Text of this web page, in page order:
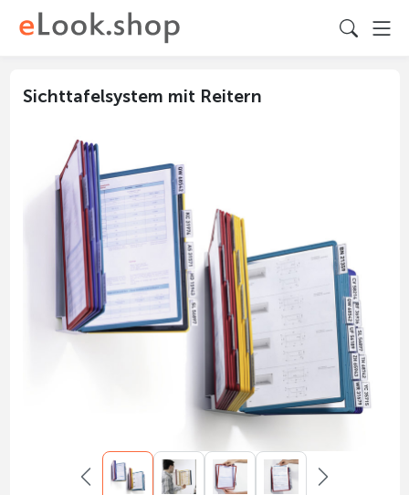
Sichttafelsystem mit Reitern